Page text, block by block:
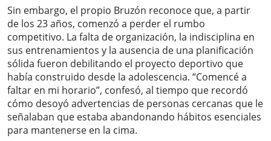
Sin embargo, el propio Bruzón reconoce que, a partir
de los 23 años, comenzó a perder el rumbo
competitivo. La falta de organización, la indisciplina en
sus entrenamientos y la ausencia de una planificación
sólida fueron debilitando el proyecto deportivo que
había construido desde la adolescencia. “Comencé a
faltar en mi horario”, confesó, al tiempo que recordó
cómo desoyó advertencias de personas cercanas que le
señalaban que estaba abandonando hábitos esenciales
para mantenerse en la cima.